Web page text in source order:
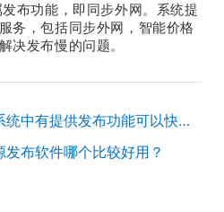
布功能，即同步外网。系统提
务，包括同步外网，智能价格
决发布慢的问题。
房产管理系统中有提供发布功能可以快速将系统内房源发布到各大网站的有吗？
发布软件哪个比较好用？